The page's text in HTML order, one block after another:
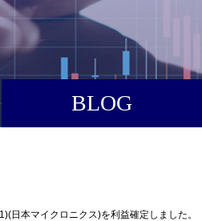
BLOG
日本マイクロニクス)を利益確定しました。